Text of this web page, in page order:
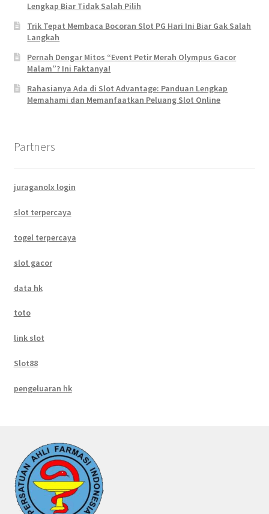
Lengkap Biar Tidak Salah Pilih
Trik Tepat Membaca Bocoran Slot PG Hari Ini Biar Gak Salah
Langkah
Pernah Dengar Mitos “Event Petir Merah Olympus Gacor
Malam”? Ini Faktanya!
Rahasianya Ada di Slot Advantage: Panduan Lengkap
Memahami dan Memanfaatkan Peluang Slot Online
Partners
juraganolx login
slot terpercaya
togel terpercaya
slot gacor
data hk
toto
link slot
Slot88
pengeluaran hk